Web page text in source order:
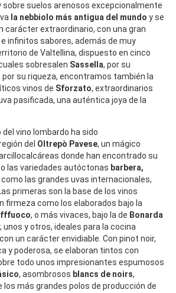
sobre suelos arenosos excepcionalmente
la nebbiolo más antigua del mundo y se
carácter extraordinario, con una gran
infinitos sabores, además de muy
de Valtellina, dispuesto en cinco
sobresalen Sassella, por su
por su riqueza, encontramos también la
vinos de Sforzato, extraordinarios
pasificada, una auténtica joya de la
del vino lombardo ha sido
del Oltrepò Pavese, un mágico
donde han encontrado su
las variedades autóctonas barbera,
como las grandes uvas internacionales,
primeras son la base de los vinos
firmeza como los elaborados bajo la
, o más vivaces, bajo la de Bonarda
; unos y otros, ideales para la cocina
un carácter envidiable. Con pinot noir,
y poderosa, se elaboran tintos con
todo unos impresionantes espumosos
, asombrosos blancs de noirs,
los más grandes polos de producción de